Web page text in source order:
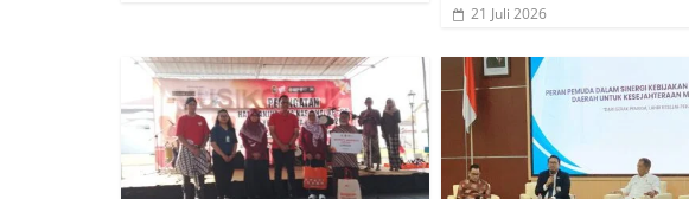
21 Juli 2026